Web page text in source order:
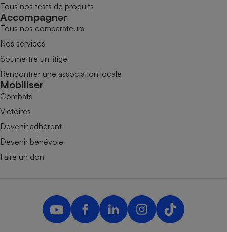
Tous nos tests de produits
Accompagner
Tous nos comparateurs
Nos services
Soumettre un litige
Rencontrer une association locale
Mobiliser
Combats
Victoires
Devenir adhérent
Devenir bénévole
Faire un don